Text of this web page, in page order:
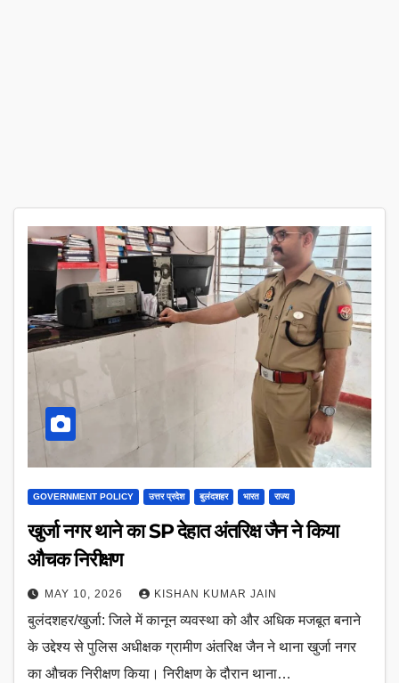
GOVERNMENT POLICY उत्तर प्रदेश बुलंदशहर भारत राज्य
खुर्जा नगर थाने का SP देहात अंतरिक्ष जैन ने किया
औचक निरीक्षण
MAY 10, 2026 KISHAN KUMAR JAIN
बुलंदशहर/खुर्जा: जिले में कानून व्यवस्था को और अधिक मजबूत बनाने
के उद्देश्य से पुलिस अधीक्षक ग्रामीण अंतरिक्ष जैन ने थाना खुर्जा नगर
का औचक निरीक्षण किया। निरीक्षण के दौरान थाना…